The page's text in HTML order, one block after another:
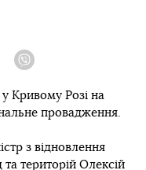
Telegram
Кривому Розі на
провадження.
з відновлення
територій Олексій